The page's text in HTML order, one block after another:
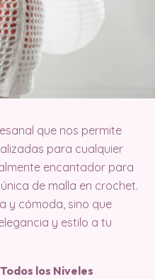
que nos permite
para cualquier
encantador para
de malla en crochet.
y cómoda, sino que
y estilo a tu
los Niveles